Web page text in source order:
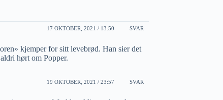
17 OKTOBER, 2021 / 13:50 SVAR
kjemper for sitt levebrød. Han sier det
hørt om Popper.
19 OKTOBER, 2021 / 23:57 SVAR